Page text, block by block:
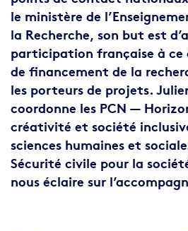
le ministère de
la Recherche, son but est
participation française à ce
de financement de la
les porteurs de projets.
coordonne les PCN —
créativité et société
sciences humaines et
Sécurité civile pour la
nous éclaire sur